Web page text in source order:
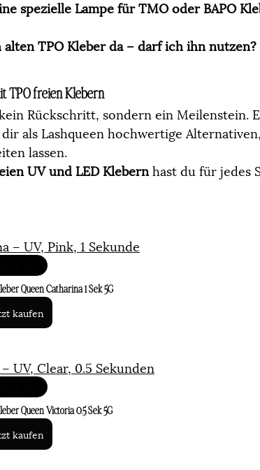
spezielle Lampe für TMO oder BAPO
TPO Kleber da – darf ich ihn nutzen?
TPO freien Klebern
Rückschritt, sondern ein Meilenstein.
als Lashqueen hochwertige
lassen.
UV und LED Klebern hast du für jedes
– UV, Pink, 1 Sekunde
Queen Catharina 1 Sek 5G
kaufen
UV, Clear, 0.5 Sekunden
Queen Victoria 0.5 Sek 5G
kaufen